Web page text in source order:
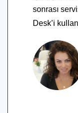
sonrası
Desk’i